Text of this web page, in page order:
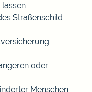
lassen
Straßenschild
oder
Menschen